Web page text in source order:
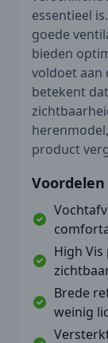
essentieel
goede
bieden
voldoet aan
betekent
product
Voordelen
High
Brede
weinig